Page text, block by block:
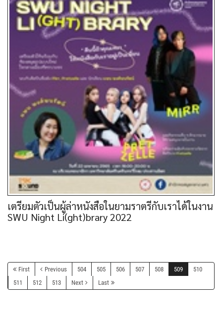
เตรียมตัวเป็นผู้ล่าหนังสือในยามราตรีกับเราได้ในงาน
SWU Night Li(ght)brary 2022
First Previous 504 505 506 507 508 509
510
511
512 513 Next Last